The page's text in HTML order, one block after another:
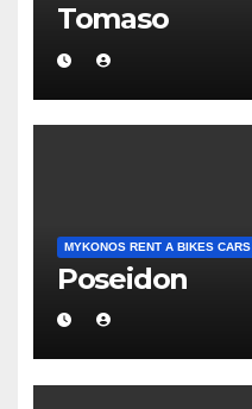
Tomaso
MYKONOS RENT A BIKES CARS
Poseidon